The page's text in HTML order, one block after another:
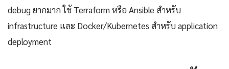
debug ยากมาก ใช้ Terraform หรือ Ansible สำหรับ
infrastructure และ Docker/Kubernetes สำหรับ application
deployment